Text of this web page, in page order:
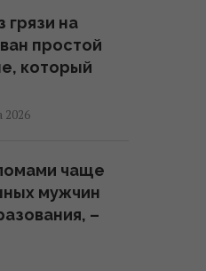
грязи на
простой
который
2026
чаще
мужчин
–